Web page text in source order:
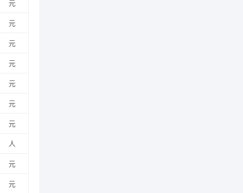
元
元
元
元
元
元
元
人
元
元